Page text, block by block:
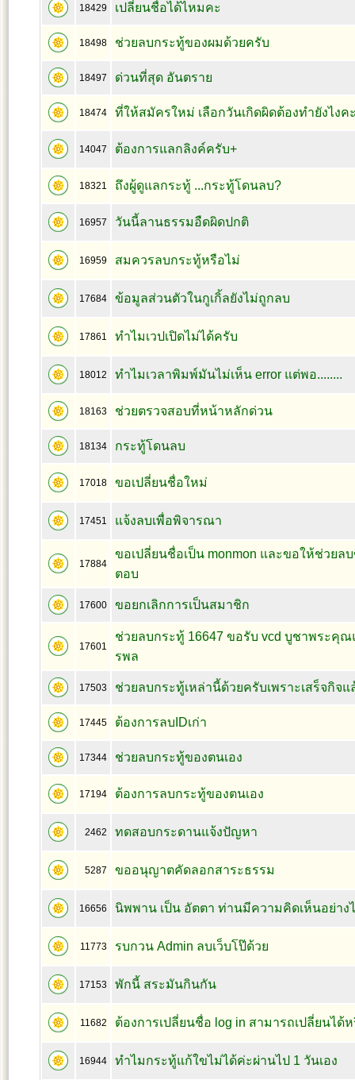
18429 เปลี่ยนชื่อได้ไหมคะ
18498 ช่วยลบกระทู้ของผมด้วยครับ
18497 ด่วนที่สุด อันตราย
18474 ที่ให้สมัครใหม่ เลือกวันเกิดผิดต้องทำยังไงค
14047 ต้องการแลกลิงค์ครับ+
18321 ถึงผู้ดูแลกระทู้ ...กระทู้โดนลบ?
16957 วันนี้ลานธรรมอืดผิดปกติ
16959 สมควรลบกระทู้หรือไม่
17684 ข้อมูลส่วนตัวในกูเกิ้ลยังไม่ถูกลบ
17861 ทำไมเวปเปิดไม่ได้ครับ
18012 ทำไมเวลาพิมพ์มันไม่เห็น error แต่พอ........
18163 ช่วยตรวจสอบที่หน้าหลักด่วน
18134 กระทู้โดนลบ
17018 ขอเปลี่ยนชื่อใหม่
17451 แจ้งลบเพื่อพิจารณา
17884
ขอเปลี่ยนชื่อเป็น monmon และขอให้ช่วยล
ตอบ
17600 ขอยกเลิกการเป็นสมาชิก
17601
ช่วยลบกระทู้ 16647 ขอรับ vcd บูชาพระคุ
รพล
17503 ช่วยลบกระทู้เหล่านี้ด้วยครับเพราะเสร็จกิจแ
17445 ต้องการลบIDเก่า
17344 ช่วยลบกระทู้ของตนเอง
17194 ต้องการลบกระทู้ของตนเอง
2462 ทดสอบกระดานแจ้งปัญหา
5287 ขออนุญาตคัดลอกสาระธรรม
16656 นิพพาน เป็น อัตตา ท่านมีความคิดเห็นอย่าง
11773 รบกวน Admin ลบเว็บโป๊ด้วย
17153 พักนี้ สระมันกินกัน
11682 ต้องการเปลี่ยนชื่อ log in สามารถเปลี่ยนได้
16944 ทำไมกระทู้แก้ใขไม่ได้ค่ะผ่านไป 1 วันเอง